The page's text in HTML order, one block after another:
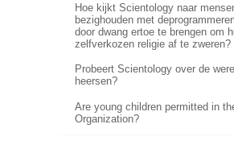
Hoe kijkt Scientology naar
bezighouden met
door dwang ertoe te brengen om
zelfverkozen religie af te zweren?
Probeert Scientology over de
heersen?
Are young children permitted in
Organization?